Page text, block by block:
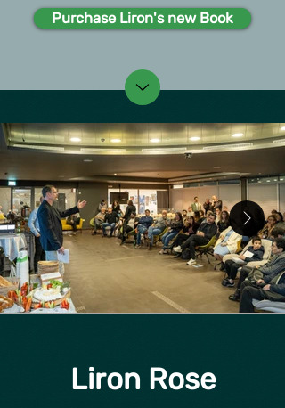
Purchase Liron's new Book
Liron Rose